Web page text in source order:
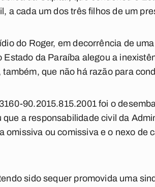
a cada um dos três filhos de um
do Roger, em decorrência de
da Paraíba alegou a
que não há razão para
90.2015.815.2001 foi o
a responsabilidade civil da
omissiva ou comissiva e o nexo de
sido sequer promovida uma